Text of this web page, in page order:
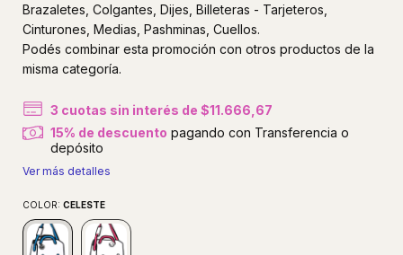
Brazaletes, Colgantes, Dijes, Billeteras - Tarjeteros,
Cinturones, Medias, Pashminas, Cuellos.
Podés combinar esta promoción con otros productos de la
misma categoría.
3 cuotas sin interés de$11.666,67
15% de descuento pagando con Transferencia o
depósito
Ver más detalles
COLOR: CELESTE